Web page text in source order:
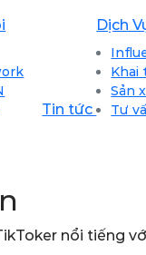
Tin tức
Dịch
Khai
Sản
Tư
nổi tiếng